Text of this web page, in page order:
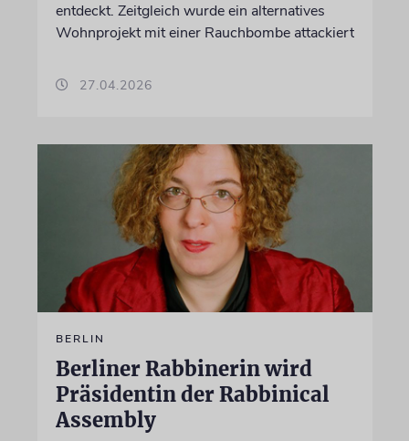
entdeckt. Zeitgleich wurde ein alternatives
Wohnprojekt mit einer Rauchbombe attackiert
27.04.2026
BERLIN
Berliner Rabbinerin wird
Präsidentin der Rabbinical
Assembly